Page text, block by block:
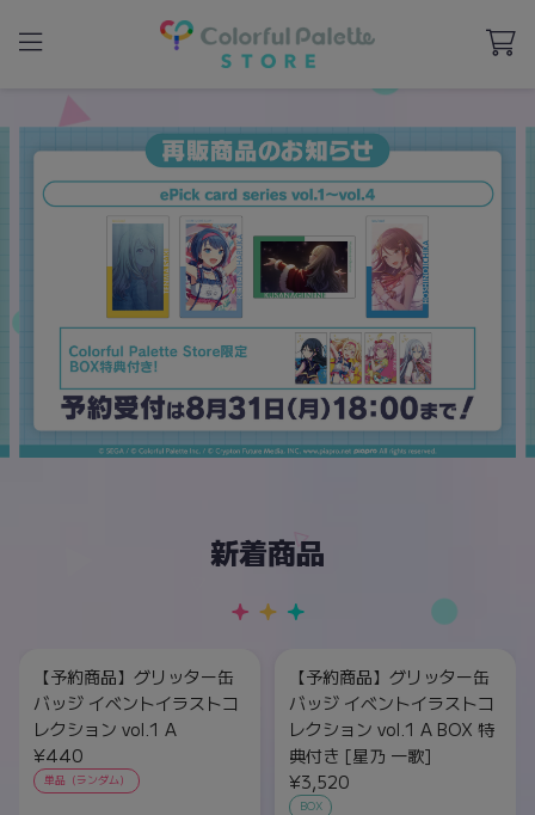
新着商品
【予約商品】グリッター缶
バッジ イベントイラストコ
レクション vol.1 A
¥440
単品（ランダム）
【予約商品】グリッター缶
バッジ イベントイラストコ
レクション vol.1 A BOX 特
典付き [星乃 一歌]
¥3,520
BOX